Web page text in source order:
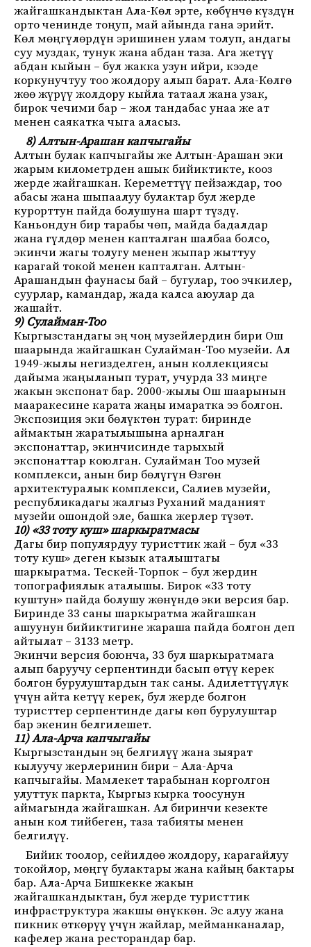
жайгашкандыктан Ала-Көл эрте, көбүнчө күздүн
орто ченинде тоңуп, май айында гана эрийт.
Көл мөңгүлөрдүн эришинен улам толуп, андагы
суу муздак, тунук жана абдан таза. Ага жетүү
абдан кыйын – бул жакка узун ийри, кээде
коркунучтуу тоо жолдору алып барат. Ала-Көлгө
жөө жүрүү жолдору кыйла татаал жана узак,
бирок чечими бар – жол тандабас унаа же ат
менен саякатка чыга аласыз.
8) Алтын-Арашан капчыгайы
Алтын булак капчыгайы же Алтын-Арашан эки
жарым километрден ашык бийиктикте, кооз
жерде жайгашкан. Кереметтүү пейзаждар, тоо
абасы жана шыпаалуу булактар бул жерде
курорттун пайда болушуна шарт түздү.
Каньондун бир тарабы чөп, майда бадалдар
жана гүлдөр менен капталган шалбаа болсо,
экинчи жагы толугу менен жыпар жыттуу
карагай токой менен капталган. Алтын-
Арашандын фаунасы бай – бугулар, тоо эчкилер,
суурлар, камандар, жада калса аюулар да
жашайт.
9) Сулайман-Тоо
Кыргызстандагы эң чоң музейлердин бири Ош
шаарында жайгашкан Сулайман-Тоо музейи. Ал
1949-жылы негизделген, анын коллекциясы
дайыма жаңыланып турат, учурда 33 миңге
жакын экспонат бар. 2000-жылы Ош шаарынын
мааракесине карата жаңы имаратка ээ болгон.
Экспозиция эки бөлүктөн турат: биринде
аймактын жаратылышына арналган
экспонаттар, экинчисинде тарыхый
экспонаттар коюлган. Сулайман Тоо музей
комплекси, анын бир бөлүгүн Өзгөн
архитектуралык комплекси, Салиев музейи,
республикадагы жалгыз Руханий маданият
музейи ошондой эле, башка жерлер түзөт.
10) «33 тоту куш» шаркыратмасы
Дагы бир популярдуу туристтик жай – бул «33
тоту куш» деген кызык аталыштагы
шаркыратма. Тескей-Торпок – бул жердин
топографиялык аталышы. Бирок «33 тоту
куштун» пайда болушу жөнүндө эки версия бар.
Биринде 33 саны шаркыратма жайгашкан
ашуунун бийиктигине жараша пайда болгон деп
айтылат – 3133 метр.
Экинчи версия боюнча, 33 бул шаркыратмага
алып баруучу серпентинди басып өтүү керек
болгон бурулуштардын так саны. Адилеттүүлүк
үчүн айта кетүү керек, бул жерде болгон
туристтер серпентинде дагы көп бурулуштар
бар экенин белгилешет.
11) Ала-Арча капчыгайы
Кыргызстандын эң белгилүү жана зыярат
кылуучу жерлеринин бири – Ала-Арча
капчыгайы. Мамлекет тарабынан корголгон
улуттук паркта, Кыргыз кырка тоосунун
аймагында жайгашкан. Ал биринчи кезекте
анын кол тийбеген, таза табияты менен
белгилүү.
Бийик тоолор, сейилдөө жолдору, карагайлуу
токойлор, мөңгү булактары жана кайың бактары
бар. Ала-Арча Бишкекке жакын
жайгашкандыктан, бул жерде туристтик
инфраструктура жакшы өнүккөн. Эс алуу жана
пикник өткөрүү үчүн жайлар, мейманканалар,
кафелер жана ресторандар бар.